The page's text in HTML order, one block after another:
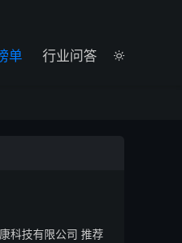

单 行业问答
科技有限公司 推荐